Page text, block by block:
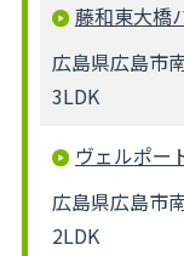
藤和東大橋
広島県広島市
3LDK
ヴェルポー
広島県広島市
2LDK